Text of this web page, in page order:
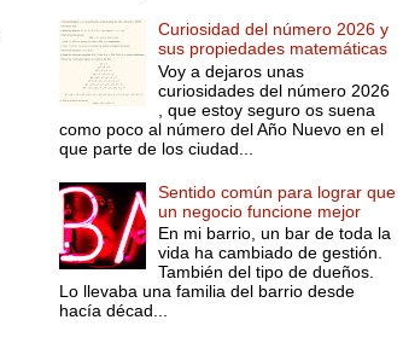
Curiosidad del número 2026 y
sus propiedades matemáticas
Voy a dejaros unas
curiosidades del número 2026
, que estoy seguro os suena
como poco al número del Año Nuevo en el
que parte de los ciudad...
Sentido común para lograr que
un negocio funcione mejor
En mi barrio, un bar de toda la
vida ha cambiado de gestión.
También del tipo de dueños.
Lo llevaba una familia del barrio desde
hacía décad...